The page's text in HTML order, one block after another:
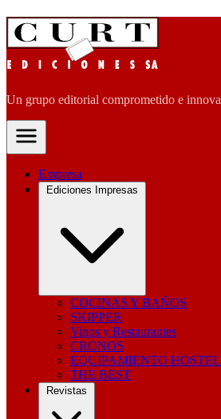
Un grupo editorial comprometido e
Empresa
Ediciones Impresas
COCINAS Y BAÑOS
SKIPPER
Vinos y Restaurantes
CRONOS
EQUIPAMIENTO
THE BEST
Revistas